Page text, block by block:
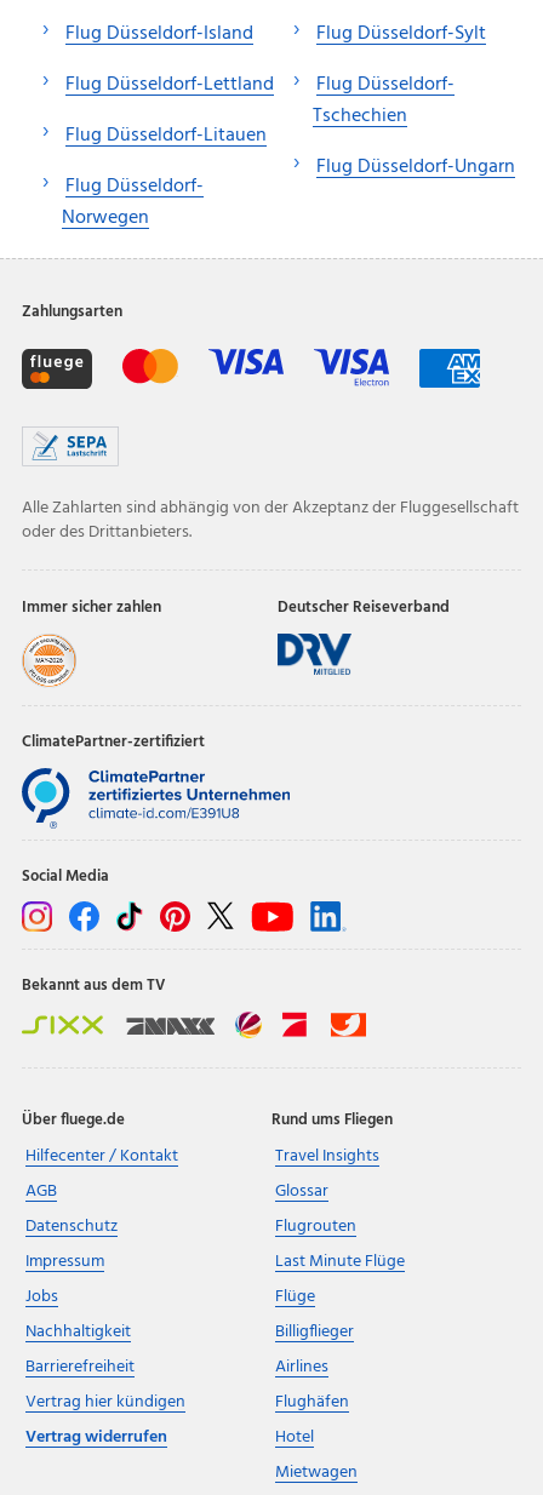
Flug Düsseldorf-Island
Flug Düsseldorf-Lettland
Flug Düsseldorf-Litauen
Flug Düsseldorf-
Norwegen
Flug Düsseldorf-Sylt
Flug Düsseldorf-
Tschechien
Flug Düsseldorf-Ungarn